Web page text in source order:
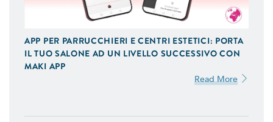
APP PER PARRUCCHIERI E CENTRI ESTETICI: PORTA
IL TUO SALONE AD UN LIVELLO SUCCESSIVO CON
MAKI APP
Read More